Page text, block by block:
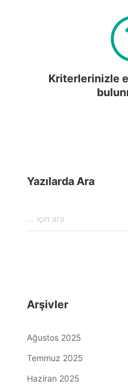
Kriterlerinizle
Yazılarda Ara
Arşivler
Ağustos 2025
Temmuz 2025
Haziran 2025